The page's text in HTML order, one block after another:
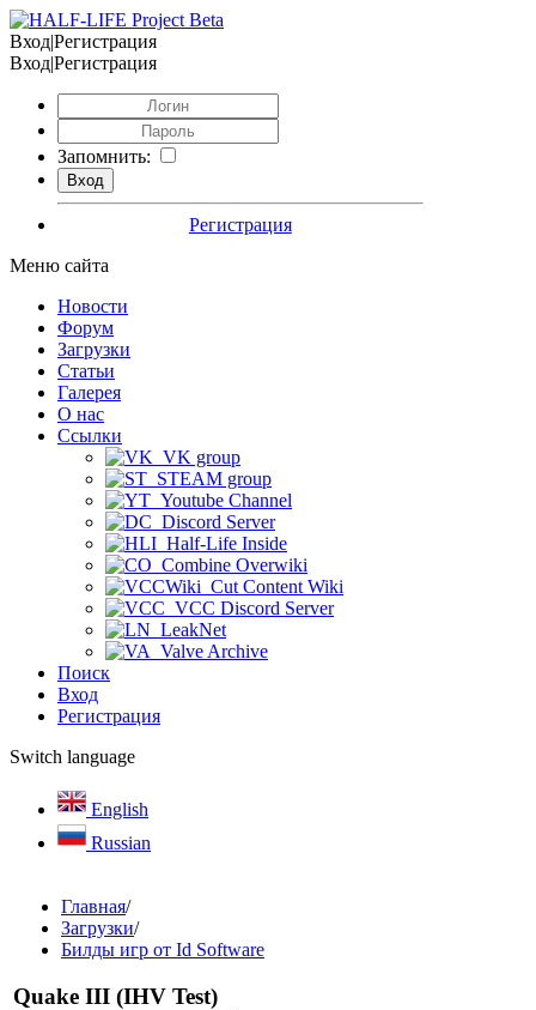
Вход|Регистрация
Вход|Регистрация
Запомнить:
Регистрация
Меню сайта
Новости
Форум
Загрузки
Статьи
Галерея
О нас
Ссылки
VK group
STEAM group
Youtube Channel
Discord Server
Half-Life Inside
Combine Overwiki
Cut Content Wiki
VCC Discord Server
LeakNet
Valve Archive
Поиск
Вход
Регистрация
Switch language
English
Russian
Главная/
Загрузки/
Билды игр от Id Software
Quake III (IHV Test)